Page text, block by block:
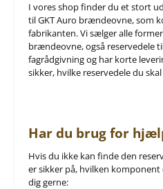
I vores shop finder du et stort
til GKT Auro brændeovne, som
fabrikanten. Vi sælger alle
brændeovne, også reservedele
fagrådgivning og har korte
sikker, hvilke reservedele du
Har du brug for
Hvis du ikke kan finde den
er sikker på, hvilken
dig gerne: